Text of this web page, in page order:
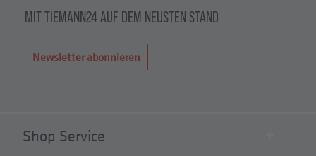
MIT TIEMANN24 AUF DEM NEUSTEN STAND
Newsletter abonnieren
Shop Service